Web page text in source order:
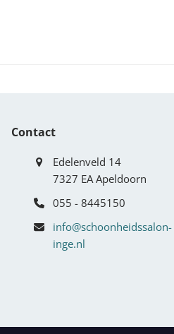
Contact
Edelenveld 14
7327 EA Apeldoorn
055 - 8445150
info@schoonheidssalon-
inge.nl